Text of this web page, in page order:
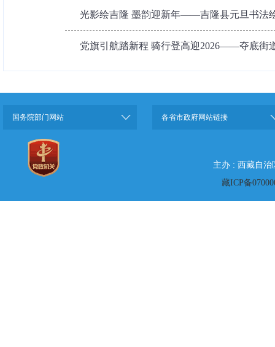
光影绘吉隆 墨韵迎新年——吉隆县元旦书法
党旗引航踏新程 骑行登高迎2026——夺底街
国务院部门网站 各省市政府网站链接
主办 : 西藏自治
藏ICP备